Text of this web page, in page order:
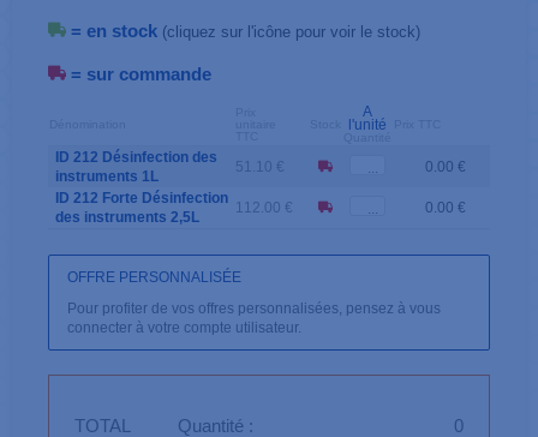
= en stock (cliquez sur l'icône pour voir le stock)
= sur commande
A
l'unité
ID 212 Désinfection des
instruments 1L
51.10 €
0.00 €
ID 212 Forte Désinfection
des instruments 2,5L
112.00 € 0.00 €
OFFRE PERSONNALISÉE
Pour profiter de vos offres personnalisées, pensez à vous
connecter à votre compte utilisateur.
TOTAL Quantité :
0